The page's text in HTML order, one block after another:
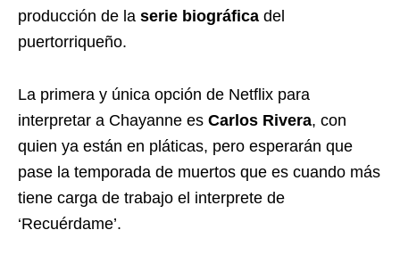
producción de la serie biográfica del
puertorriqueño.
La primera y única opción de Netflix para
interpretar a Chayanne es Carlos Rivera, con
quien ya están en pláticas, pero esperarán que
pase la temporada de muertos que es cuando más
tiene carga de trabajo el interprete de
‘Recuérdame’.